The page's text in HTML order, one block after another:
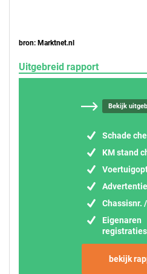
bron: Marktnet.nl
Uitgebreid rapport
Bekijk
Schade
KM stand
Chassisnr.
Eigenaren
registraties
bekijk